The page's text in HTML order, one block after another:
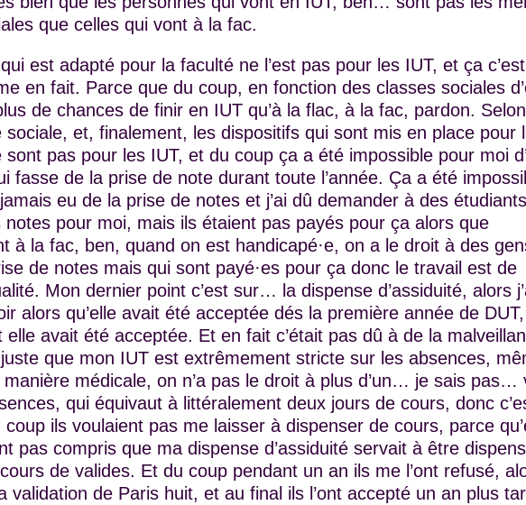
que celles qui vont à la fac.
est adapté pour la faculté ne l’est pas pour les IUT, et ça
en fait. Parce que du coup, en fonction des classes sociales
de chances de finir en IUT qu’à la flac, à la fac, pardon. Selon
sociale, et, finalement, les dispositifs qui sont mis en place pour
sont pas pour les IUT, et du coup ça a été impossible pour moi
fasse de la prise de note durant toute l’année. Ça a été
eu de la prise de notes et j’ai dû demander à des
notes pour moi, mais ils étaient pas payés pour ça alors que
à la fac, ben, quand on est handicapé·e, on a le droit à des
de notes mais qui sont payé·es pour ça donc le travail est de
Mon dernier point c’est sur… la dispense d’assiduité, alors
alors qu’elle avait été acceptée dés la première année de
elle avait été acceptée. Et en fait c’était pas dû à de la
juste que mon IUT est extrêmement stricte sur les absences,
manière médicale, on n’a pas le droit à plus d’un… je sais pas…
qui équivaut à littéralement deux jours de cours, donc
ils voulaient pas me laisser à dispenser de cours, parce
pas compris que ma dispense d’assiduité servait à être
de valides. Et du coup pendant un an ils me l’ont refusé,
validation de Paris huit, et au final ils l’ont accepté un an plus